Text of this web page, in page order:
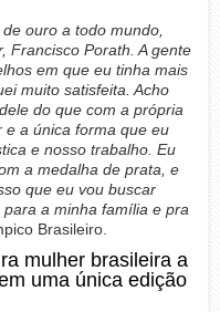
ouro a todo mundo,
Francisco Porath. A gente
em que eu tinha mais
muito satisfeita. Acho
do que com a própria
e a única forma que eu
e nosso trabalho. Eu
a medalha de prata, e
que eu vou buscar
a minha família e pra
Brasileiro.
mulher brasileira a
uma única edição